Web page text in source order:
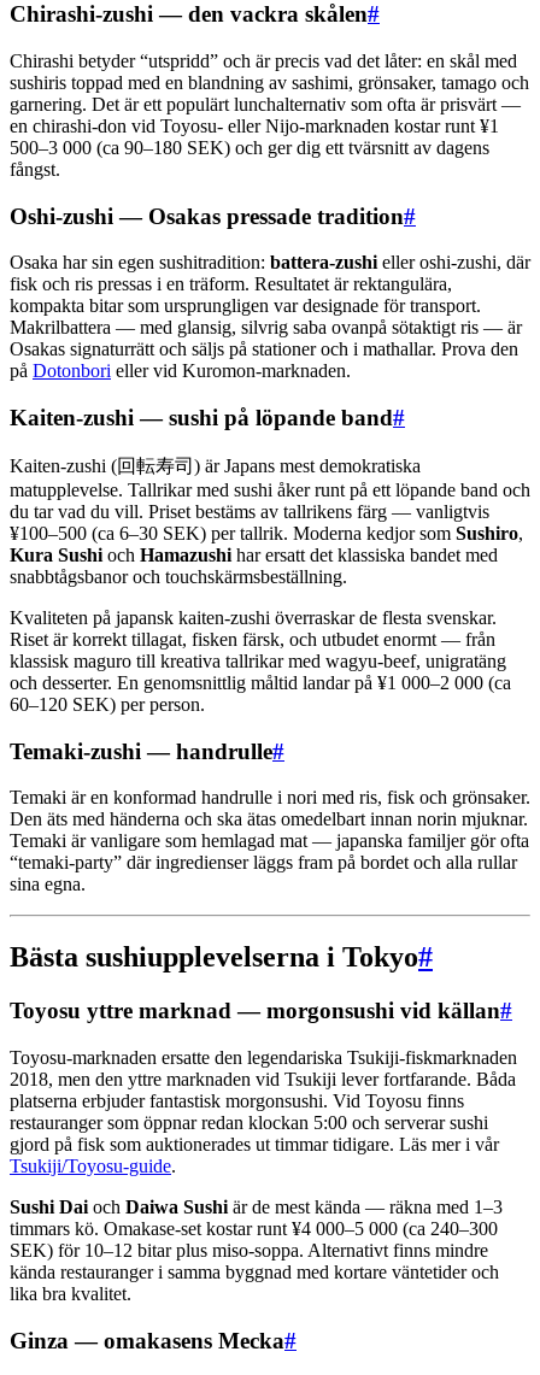
Chirashi-zushi — den vackra skålen#
Chirashi betyder “utspridd” och är precis vad det låter: en skål med
sushiris toppad med en blandning av sashimi, grönsaker, tamago och
garnering. Det är ett populärt lunchalternativ som ofta är prisvärt —
en chirashi-don vid Toyosu- eller Nijo-marknaden kostar runt ¥1
500–3 000 (ca 90–180 SEK) och ger dig ett tvärsnitt av dagens
fångst.
Oshi-zushi — Osakas pressade tradition#
Osaka har sin egen sushitradition: battera-zushieller oshi-zushi, där
fisk och ris pressas i en träform. Resultatet är rektangulära,
kompakta bitar som ursprungligen var designade för transport.
Makrilbattera — med glansig, silvrig saba ovanpå sötaktigt ris — är
Osakas signaturrätt och säljs på stationer och i mathallar. Prova den
på Dotonbori eller vid Kuromon-marknaden.
Kaiten-zushi — sushi på löpande band#
Kaiten-zushi (回転寿司) är Japans mest demokratiska
matupplevelse. Tallrikar med sushi åker runt på ett löpande band och
du tar vad du vill. Priset bestäms av tallrikens färg — vanligtvis
¥100–500 (ca 6–30 SEK) per tallrik. Moderna kedjor som Sushiro,
Kura Sushi och Hamazushi har ersatt det klassiska bandet med
snabbtågsbanor och touchskärmsbeställning.
Kvaliteten på japansk kaiten-zushi överraskar de flesta svenskar.
Riset är korrekt tillagat, fisken färsk, och utbudet enormt — från
klassisk maguro till kreativa tallrikar med wagyu-beef, unigratäng
och desserter. En genomsnittlig måltid landar på ¥1 000–2 000 (ca
60–120 SEK) per person.
Temaki-zushi — handrulle#
Temaki är en konformad handrulle i nori med ris, fisk och grönsaker.
Den äts med händerna och ska ätas omedelbart innan norin mjuknar.
Temaki är vanligare som hemlagad mat — japanska familjer gör ofta
“temaki-party” där ingredienser läggs fram på bordet och alla rullar
sina egna.
Bästa sushiupplevelserna i Tokyo#
Toyosu yttre marknad — morgonsushi vid källan#
Toyosu-marknaden ersatte den legendariska Tsukiji-fiskmarknaden
2018, men den yttre marknaden vid Tsukiji lever fortfarande. Båda
platserna erbjuder fantastisk morgonsushi. Vid Toyosu finns
restauranger som öppnar redan klockan 5:00 och serverar sushi
gjord på fisk som auktionerades ut timmar tidigare. Läs mer i vår
Tsukiji/Toyosu-guide.
Sushi Dai och Daiwa Sushi är de mest kända — räkna med 1–3
timmars kö. Omakase-set kostar runt ¥4 000–5 000 (ca 240–300
SEK) för 10–12 bitar plus miso-soppa. Alternativt finns mindre
kända restauranger i samma byggnad med kortare väntetider och
lika bra kvalitet.
Ginza — omakasens Mecka#